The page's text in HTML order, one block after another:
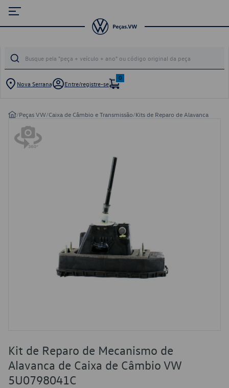
Nova Serrana Entre/registre-se
0
/Peças VW/Caixa de Câmbio e Transmissão/Kits de Reparo de Alavanca
Kit de Reparo de Mecanismo de
Alavanca de Caixa de Câmbio VW
5U0798041C